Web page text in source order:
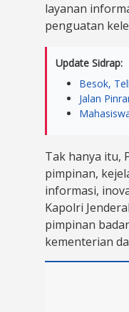
layanan
penguatan
Update Sidrap:
Besok,
Jalan
Tak hanya itu,
pimpinan,
informasi,
Kapolri
pimpinan
kementerian